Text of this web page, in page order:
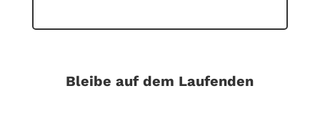
Bleibe auf dem Laufenden